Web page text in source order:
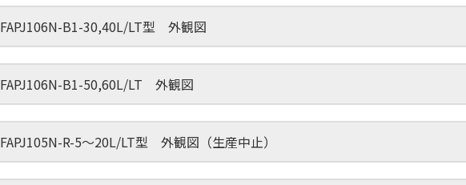
FAPJ106N-B1-30,40L/LT型 外観図
FAPJ106N-B1-50,60L/LT 外観図
FAPJ105N-R-5～20L/LT型 外観図（生産中止）